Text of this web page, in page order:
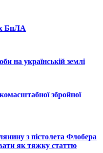
БпЛА
на українській землі
збройної
з пістолета Флобера
як тяжку статтю